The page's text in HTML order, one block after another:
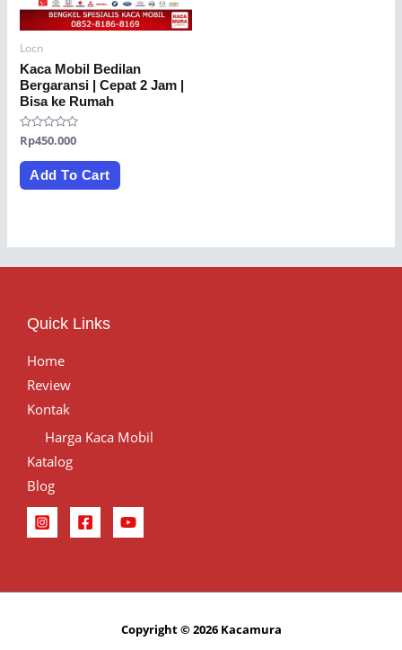
Locn
Kaca Mobil Bedilan
Bergaransi | Cepat 2 Jam |
Bisa ke Rumah
Rated
0
out
Rp450.000
Add To Cart
Quick Links
Home
Review
Kontak
Harga Kaca Mobil
Katalog
Blog
Copyright © 2026 Kacamura